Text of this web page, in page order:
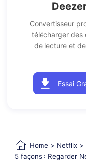
Convertisseur
télécharger des
de lecture et
Essai
Home > Netflix >
5 façons : Regarder